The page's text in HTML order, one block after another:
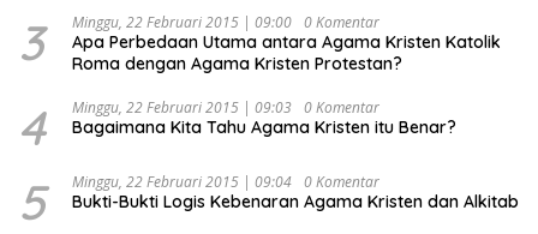
3 Minggu, 22 Februari 2015 | 09:00 0 Komentar
Apa Perbedaan Utama antara Agama Kristen Katolik
Roma dengan Agama Kristen Protestan?
4 Minggu, 22 Februari 2015 | 09:03 0 Komentar
Bagaimana Kita Tahu Agama Kristen itu Benar?
5 Minggu, 22 Februari 2015 | 09:04 0 Komentar
Bukti-Bukti Logis Kebenaran Agama Kristen dan Alkitab